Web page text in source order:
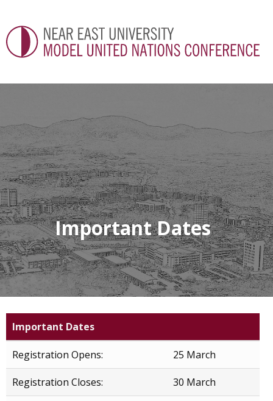
Important Dates
Important Dates
Registration Opens: 25 March
Registration Closes: 30 March